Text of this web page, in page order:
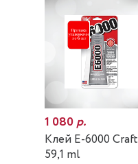
1 080р.
Клей E-6000 Craft
59,1 ml